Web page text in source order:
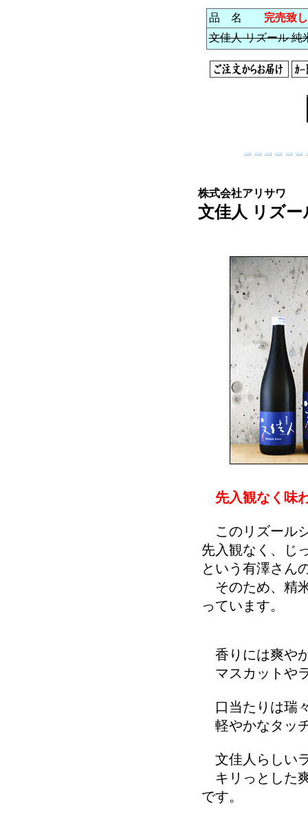
品 名 完売致
文佳人 リズール 純
株式会社アリサワ
文佳人 リズー
先入観なく味
このリズール
先入観なく、じ
という有澤さん
そのため、精
っています。
香りには爽や
マスカットや
口当たりは瑞
軽やかなタッ
文佳人らしい
キリっとした
です。